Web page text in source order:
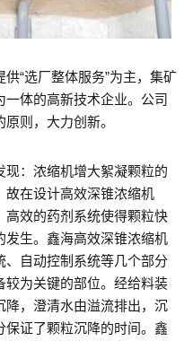
“选厂整体服务”为主，集矿
体的高新技术企业。公司
则，大力创新。
：浓缩机增大絮凝颗粒的
故在设计高效深锥浓缩机
高效的药剂系统使得颗粒快
发生。鑫海高效深锥浓缩机
、自动控制系统等几个部分
较为关键的部位。经给料装
降，澄清水由溢流排出，沉
证了颗粒沉降的时间。鑫